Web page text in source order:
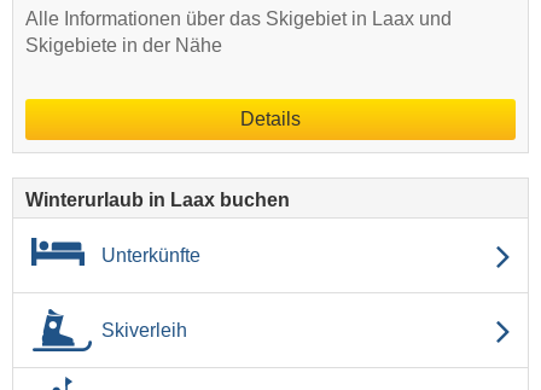
Alle Informationen über das Skigebiet in Laax und
Skigebiete in der Nähe
Details
Winterurlaub in Laax buchen
Unterkünfte
Skiverleih